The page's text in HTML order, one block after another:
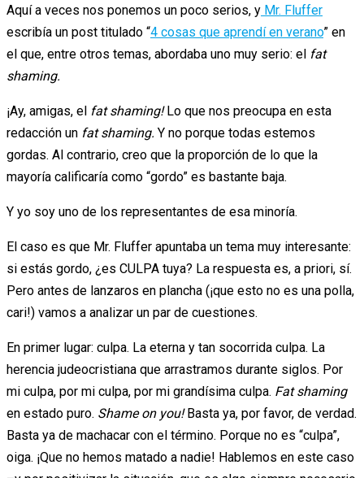
Aquí a veces nos ponemos un poco serios, y Mr. Fluffer
escribía un post titulado “4 cosas que aprendí en verano” en
el que, entre otros temas, abordaba uno muy serio: el fat
shaming.
¡Ay, amigas, el fat shaming!Lo que nos preocupa en esta
redacción un fat shaming. Y no porque todas estemos
gordas. Al contrario, creo que la proporción de lo que la
mayoría calificaría como “gordo” es bastante baja.
Y yo soy uno de los representantes de esa minoría.
El caso es que Mr. Fluffer apuntaba un tema muy interesante:
si estás gordo, ¿es CULPA tuya? La respuesta es, a priori, sí.
Pero antes de lanzaros en plancha (¡que esto no es una polla,
cari!) vamos a analizar un par de cuestiones.
En primer lugar: culpa. La eterna y tan socorrida culpa. La
herencia judeocristiana que arrastramos durante siglos. Por
mi culpa, por mi culpa, por mi grandísima culpa. Fat shaming
en estado puro. Shame on you!Basta ya, por favor, de verdad.
Basta ya de machacar con el término. Porque no es “culpa”,
oiga. ¡Que no hemos matado a nadie! Hablemos en este caso